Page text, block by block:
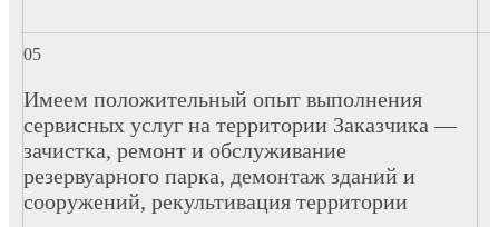
Имеем положительный опыт выполнения
сервисных услуг на территории Заказчика —
зачистка, ремонт и обслуживание
резервуарного парка, демонтаж зданий и
сооружений, рекультивация территории